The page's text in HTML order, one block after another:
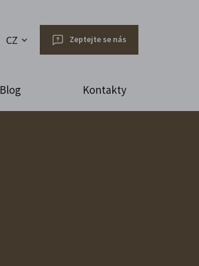
CZ Zeptejte se nás
Blog Kontakty